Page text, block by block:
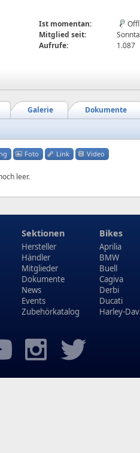
Ist momentan:
Mitglied seit:
Aufrufe:
1.087
Dokumente
Galerie
Foto Link Video
leer.
Sektionen
Hersteller
Händler
Mitglieder
Dokumente
News
Events
Zubehörkatalog
Bikes
Aprilia
BMW
Buell
Cagiva
Derbi
Ducati
Harley-